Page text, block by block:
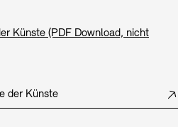
Künste (PDF Download, nicht
der Künste